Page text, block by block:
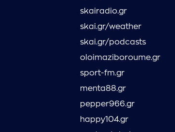
skairadio.gr
skai.gr/weather
skai.gr/podcasts
oloimaziboroume.gr
sport-fm.gr
menta88.gr
pepper966.gr
happy104.gr